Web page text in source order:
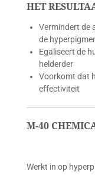
HET
Vermindert de
de
Egaliseert de
helderder
Voorkomt dat
effectiviteit
M-40
Werkt in op